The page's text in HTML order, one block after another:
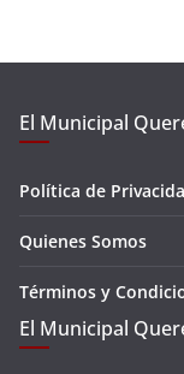
El Municipal
Política de
Quienes Somos
Términos y
El Municipal